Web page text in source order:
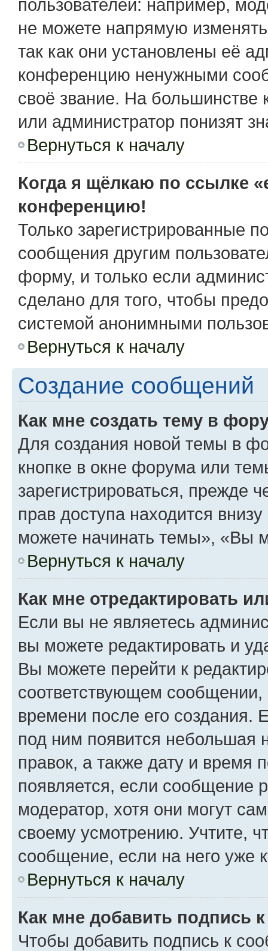
пользователей: например,
не можете напрямую
так как они установлены её
конференцию ненужными
своё звание. На
или администратор понизят
Вернуться к началу
Когда я щёлкаю по ссылке
конференцию!
Только зарегистрированные
сообщения другим
форму, и только если
сделано для того, чтобы
системой анонимными
Вернуться к началу
Создание сообщений
Как мне создать тему в
Для создания новой темы в
кнопке в окне форума или
зарегистрироваться, прежде
прав доступа находится
можете начинать темы», «Вы
Вернуться к началу
Как мне отредактировать
Если вы не являетесь
вы можете редактировать и
Вы можете перейти к
соответствующем сообщении,
времени после его создания.
под ним появится небольшая
правок, а также дату и время
появляется, если сообщение
модератор, хотя они могут
своему усмотрению. Учтите,
сообщение, если на него уже
Вернуться к началу
Как мне добавить подпись
Чтобы добавить подпись к